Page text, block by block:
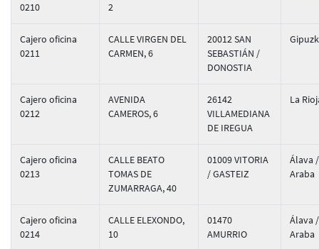
0210
2
Cajero oficina
0211
CALLE VIRGEN DEL
CARMEN, 6
20012 SAN
SEBASTIÁN /
DONOSTIA
Cajero oficina
0212
AVENIDA
CAMEROS, 6
26142
VILLAMEDIANA
DE IREGUA
La
Cajero oficina
0213
CALLE BEATO
TOMAS DE
ZUMARRAGA, 40
01009 VITORIA
/ GASTEIZ
Álava /
Araba
Cajero oficina
0214
CALLE ELEXONDO,
10
01470
AMURRIO
Álava /
Araba